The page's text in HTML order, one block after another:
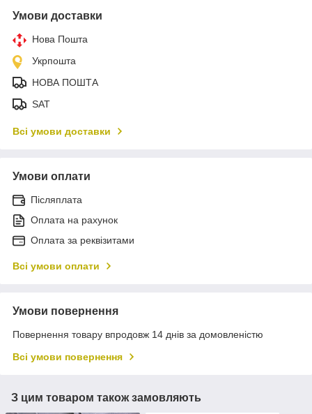
Умови доставки
Нова Пошта
Укрпошта
НОВА ПОШТА
SAT
Всі умови доставки
Умови оплати
Післяплата
Оплата на рахунок
Оплата за реквізитами
Всі умови оплати
Умови повернення
Повернення товару впродовж 14 днів за домовленістю
Всі умови повернення
З цим товаром також замовляють